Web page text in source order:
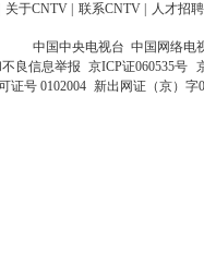
关于CNTV 联系CNTV 人才招聘
中国中央电视台 中国网络电
良信息举报 京ICP证060535号
证号 0102004 新出网证（京）